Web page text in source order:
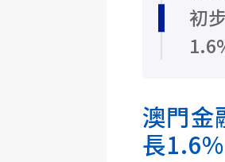
初
澳門金
長1.6%